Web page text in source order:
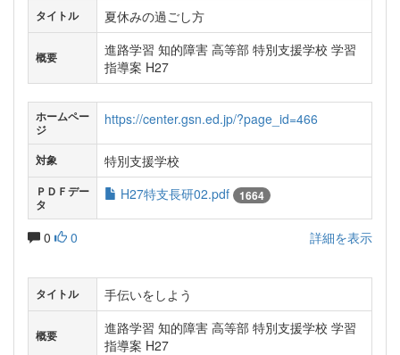
タイトル 夏休みの過ごし方
概要
進路学習 知的障害 高等部 特別支援学校 学習
指導案 H27
ホームペー
ジ
https://center.gsn.ed.jp/?page_id=466
対象 特別支援学校
ＰＤＦデー
タ
H27特支長研02.pdf 1664
0 0 詳細を表示
タイトル 手伝いをしよう
概要
進路学習 知的障害 高等部 特別支援学校 学習
指導案 H27